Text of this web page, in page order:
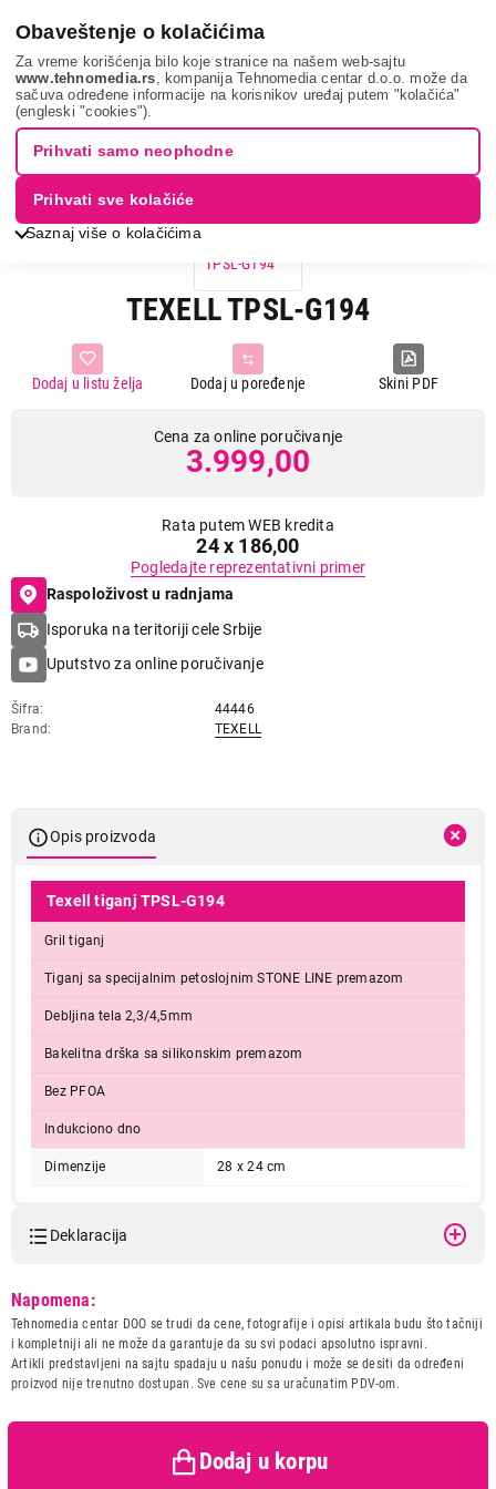
Obaveštenje o kolačićima
Za vreme korišćenja bilo koje stranice na našem web-sajtu
www.tehnomedia.rs , kompanija Tehnomedia centar d.o.o. može da
sačuva određene informacije na korisnikov uređaj putem "kolačića"
(engleski "cookies").
Saznaj više o kolačićima
Prihvati samo neophodne
Prihvati sve kolačiće
Sve za kuću i baštu Posuđe Tiganj Texell tpsl-g19...
TEXELL TPSL-G194
Skini PDF
Dodaj u poređenje
Dodaj u listu želja
Cena za online poručivanje
3.999,00
Rata putem WEB kredita
24 x 186,00
Pogledajte reprezentativni primer
Raspoloživost u radnjama
Isporuka na teritoriji cele Srbije
Uputstvo za online poručivanje
Šifra
44446
Brand
TEXELL
Opis proizvoda
Texell tiganj TPSL-G194
Gril tiganj
Tiganj sa specijalnim petoslojnim STONE LINE premazom
Debljina tela 2,3/4,5mm
Bakelitna drška sa silikonskim premazom
Bez PFOA
Indukciono dno
Dimenzije 28 x 24 cm
Deklaracija
Naziv i vrsta robe:
POSUDJE
Uvoznik:
CTC - UNIT d.o.o.
Zemlja porekla:
Kina
kupaca po osnovu zakona o
Napomena:
Tehnomedia centar DOO se trudi da cene, fotografije i opisi artikala budu što tačniji
i kompletniji ali ne može da garantuje da su svi podaci apsolutno ispravni.
Artikli predstavljeni na sajtu spadaju u našu ponudu i može se desiti da određeni
proizvod nije trenutno dostupan. Sve cene su sa uračunatim PDV-om.
Dodaj u korpu